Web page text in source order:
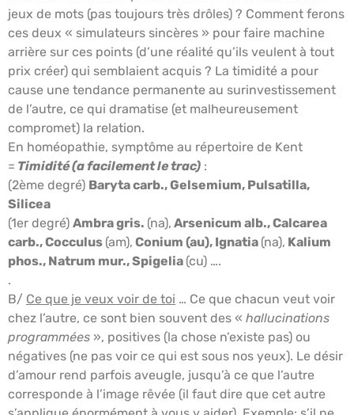
jeux de mots (pas toujours très drôles) ? Comment ferons
ces deux « simulateurs sincères » pour faire machine
arrière sur ces points (d’une réalité qu’ils veulent à tout
prix créer) qui semblaient acquis ? La timidité a pour
cause une tendance permanente au surinvestissement
de l’autre, ce qui dramatise (et malheureusement
compromet) la relation.
En homéopathie, symptôme au répertoire de Kent
= Timidité (a facilement le trac) :
(2ème degré) Baryta carb., Gelsemium, Pulsatilla,
Silicea
(1er degré) Ambra gris. (na), Arsenicum alb., Calcarea
carb., Cocculus (am), Conium (au), Ignatia (na), Kalium
phos., Natrum mur., Spigelia (cu) ….
.
B/ Ce que je veux voir de toi … Ce que chacun veut voir
chez l’autre, ce sont bien souvent des « hallucinations
programmées », positives (la chose n’existe pas) ou
négatives (ne pas voir ce qui est sous nos yeux). Le désir
d’amour rend parfois aveugle, jusqu’à ce que l’autre
corresponde à l’image rêvée (il faut dire que cet autre